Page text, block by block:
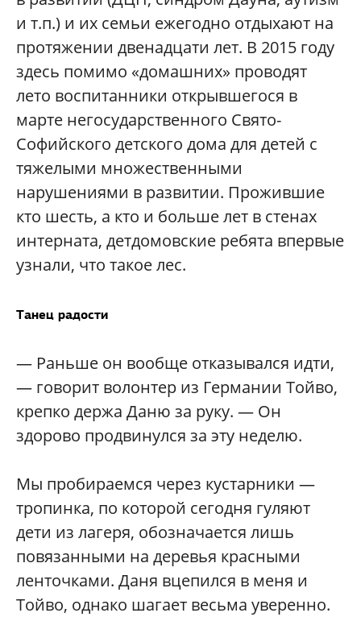
и т.п.) и их семьи ежегодно отдыхают на
протяжении двенадцати лет. В 2015 году
здесь помимо «домашних» проводят
лето воспитанники открывшегося в
марте негосударственного Свято-
Софийского детского дома для детей с
тяжелыми множественными
нарушениями в развитии. Прожившие
кто шесть, а кто и больше лет в стенах
интерната, детдомовские ребята впервые
узнали, что такое лес.
Танец радости
— Раньше он вообще отказывался идти,
— говорит волонтер из Германии Тойво,
крепко держа Даню за руку. — Он
здорово продвинулся за эту неделю.
Мы пробираемся через кустарники —
тропинка, по которой сегодня гуляют
дети из лагеря, обозначается лишь
повязанными на деревья красными
ленточками. Даня вцепился в меня и
Тойво, однако шагает весьма уверенно.